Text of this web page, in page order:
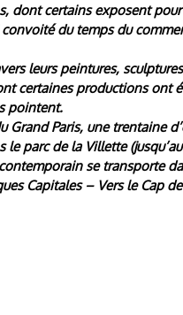
dont certains exposent
du temps du
leurs peintures,
certaines productions ont
pointent.
Grand Paris, une trentaine
parc de la Villette
se transporte
Capitales – Vers le Cap